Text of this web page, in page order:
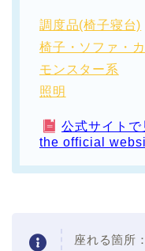
調度品(椅子寝台)
椅子・ソファ・
モンスター系
照明
公式サイト
the official
座れる箇所